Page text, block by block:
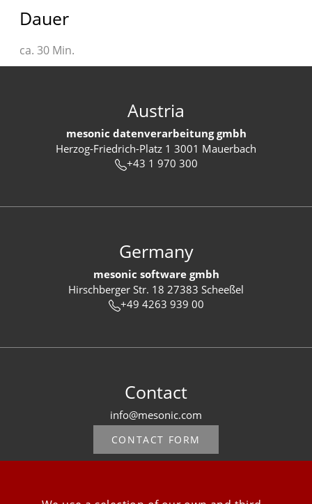
Dauer
ca. 30 Min.
Austria
mesonic datenverarbeitung gmbh
Herzog-Friedrich-Platz 1 3001 Mauerbach
+43 1 970 300
Germany
mesonic software gmbh
Hirschberger Str. 18 27383 Scheeßel
+49 4263 939 00
Contact
info@mesonic.com
CONTACT FORM